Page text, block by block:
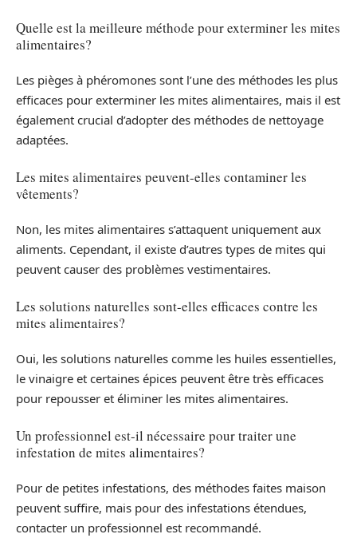
Quelle est la meilleure méthode pour exterminer les mites
alimentaires?
Les pièges à phéromones sont l’une des méthodes les plus
efficaces pour exterminer les mites alimentaires, mais il est
également crucial d’adopter des méthodes de nettoyage
adaptées.
Les mites alimentaires peuvent-elles contaminer les
vêtements?
Non, les mites alimentaires s’attaquent uniquement aux
aliments. Cependant, il existe d’autres types de mites qui
peuvent causer des problèmes vestimentaires.
Les solutions naturelles sont-elles efficaces contre les
mites alimentaires?
Oui, les solutions naturelles comme les huiles essentielles,
le vinaigre et certaines épices peuvent être très efficaces
pour repousser et éliminer les mites alimentaires.
Un professionnel est-il nécessaire pour traiter une
infestation de mites alimentaires?
Pour de petites infestations, des méthodes faites maison
peuvent suffire, mais pour des infestations étendues,
contacter un professionnel est recommandé.